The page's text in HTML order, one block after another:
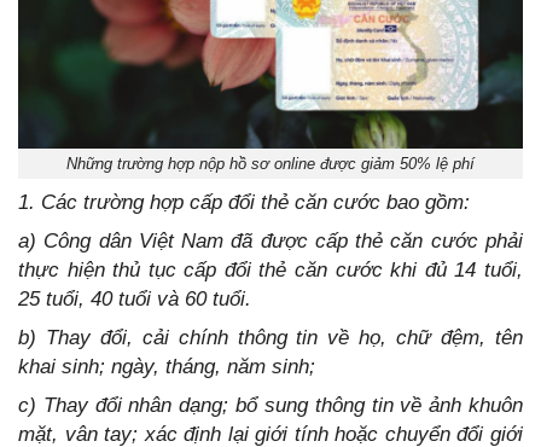
Những trường hợp nộp hồ sơ online được giảm 50% lệ phí
1. Các trường hợp cấp đổi thẻ căn cước bao gồm:
a) Công dân Việt Nam đã được cấp thẻ căn cước phải
thực hiện thủ tục cấp đổi thẻ căn cước khi đủ 14 tuổi,
25 tuổi, 40 tuổi và 60 tuổi.
b) Thay đổi, cải chính thông tin về họ, chữ đệm, tên
khai sinh; ngày, tháng, năm sinh;
c) Thay đổi nhân dạng; bổ sung thông tin về ảnh khuôn
mặt, vân tay; xác định lại giới tính hoặc chuyển đổi giới